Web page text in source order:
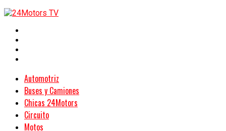
Automotriz
Buses y Camiones
Chicas 24Motors
Circuito
Motos